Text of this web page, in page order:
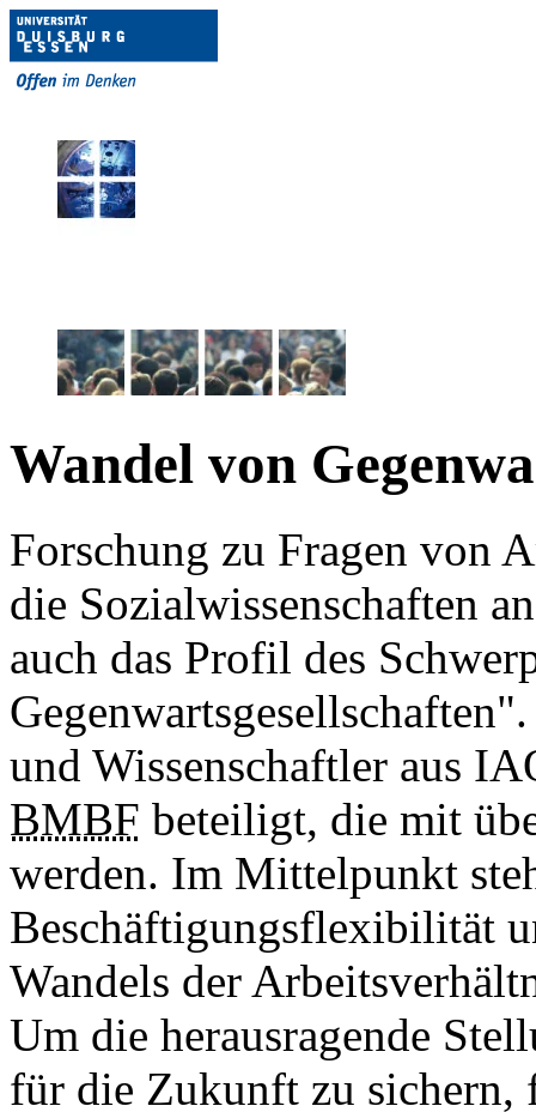
Wandel von
Forschung zu Fragen von
die Sozialwissenschaften
auch das Profil des
und Wissenschaftler aus
BMBF beteiligt, die mit
werden. Im Mittelpunkt
Beschäftigungsflexibilität
Wandels der
Um die herausragende
für die Zukunft zu sichern,